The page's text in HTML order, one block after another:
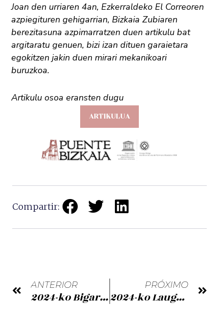
Joan den urriaren 4an, Ezkerraldeko El Correoren
azpiegituren gehigarrian, Bizkaia Zubiaren
berezitasuna azpimarratzen duen artikulu bat
argitaratu genuen, bizi izan dituen garaietara
egokitzen jakin duen mirari mekanikoari
buruzkoa.
Artikulu osoa eransten dugu
ARTIKULUA
Compartir:
ANTERIOR
2024-ko Bigarren Hiruhileko Newsleterra
PRÓXIMO
2024-ko Laugarren Hiruhilekoa Newsleterra